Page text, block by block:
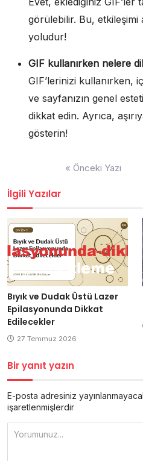
görülebilir. Bu, etkileşimi
yoludur!
GIF kullanırken nelere
GIF’lerinizi kullanırken,
ve sayfanızın genel
dikkat edin. Ayrıca,
gösterin!
« Önceki Yazı
İlgili Yazılar
Bıyık ve Dudak Üstü Lazer
Epilasyonunda Dikkat
Edilecekler
27 Temmuz 2026
Bir yanıt yazın
E-posta adresiniz
işaretlenmişlerdir